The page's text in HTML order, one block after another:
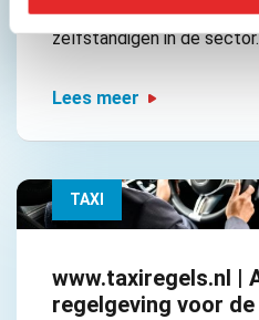
Wekelijks vervoeren
zelfstandigen in de
Lees meer
TAXI
www.taxiregels.nl |
regelgeving voor